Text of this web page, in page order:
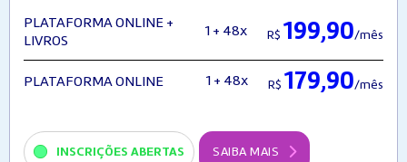
PLATAFORMA ONLINE +
LIVROS
1 + 48x R$ 199,90/mês
PLATAFORMA ONLINE 1 + 48x R$ 179,90/mês
INSCRIÇÕES ABERTAS SAIBA MAIS